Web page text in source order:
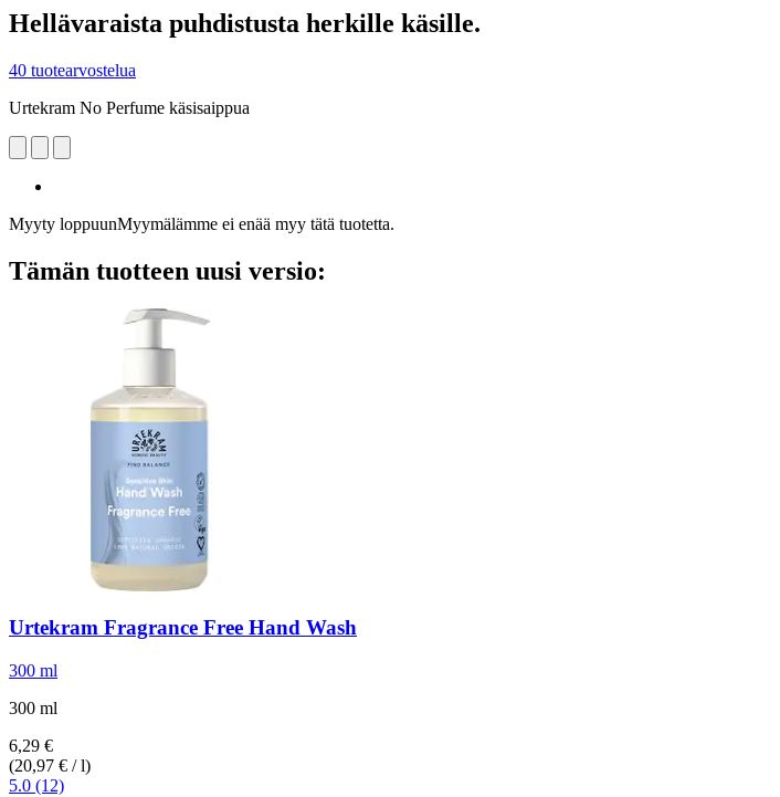
Hellävaraista puhdistusta herkille käsille.
40 tuotearvostelua
Urtekram No Perfume käsisaippua
Myyty loppuunMyymälämme ei enää myy tätä tuotetta.
Tämän tuotteen uusi versio:
Urtekram Fragrance Free Hand Wash
300 ml
300 ml
6,29 €
(20,97 € / l)
5.0 (12)